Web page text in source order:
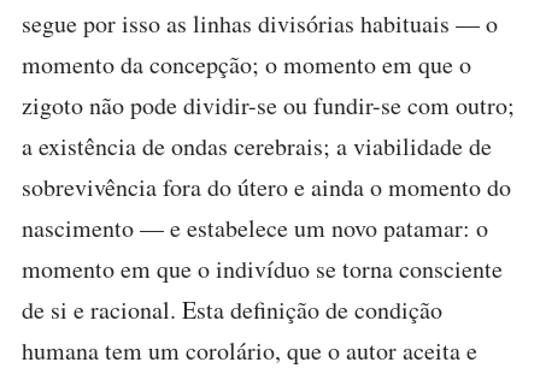
segue por isso as linhas divisórias habituais — o
momento da concepção; o momento em que o
zigoto não pode dividir-se ou fundir-se com outro;
a existência de ondas cerebrais; a viabilidade de
sobrevivência fora do útero e ainda o momento do
nascimento — e estabelece um novo patamar: o
momento em que o indivíduo se torna consciente
de si e racional. Esta definição de condição
humana tem um corolário, que o autor aceita e